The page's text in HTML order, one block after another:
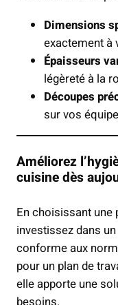
Dimensions
exactement à
Épaisseurs
légèreté à la
Découpes
sur vos
Améliorez
cuisine dès
En choisissant une
investissez dans
conforme aux
pour un plan de
elle apporte une